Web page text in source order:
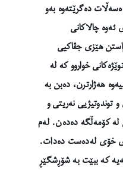
دەگرێتەوە بەو
ئەوە چالاکانی
هێزی جڤاکیی
خواروو کە لە
هەژارترن، دەبن بە
توندوتیژیی نەریتی و
لە کۆمەڵگە دەدەن. لەم
خۆی لەدەست دەدات.
کە ببێت بە شۆڕشگێڕ